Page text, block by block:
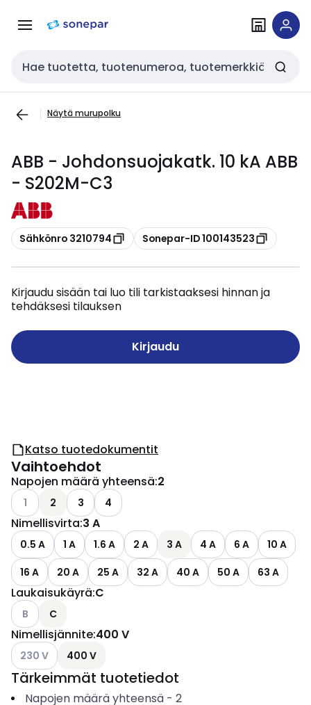
navigointiinsisältöön
Haku
Näytä murupolku
ABB - Johdonsuojakatk. 10 kA ABB
- S202M-C3
Kopioi
Sähkönro 3210794 Kopioi
Sonepar-ID 100143523
Kirjaudu sisään tai luo tili tarkistaaksesi hinnan ja
tehdäksesi tilauksen
Kirjaudu
Katso tuotedokumentit
Vaihtoehdot
Napojen määrä yhteensä:2
Katso käytettävissä olevat vaihtoehdot
1 2 3 4
Nimellisvirta:3 A
0.5 A 1 A 1.6 A 2 A 3 A 4 A 6 A
10 A
16 A
20 A 25 A 32 A 40 A 50 A 63 A
Laukaisukäyrä:C
Katso käytettävissä olevat vaihtoehdot
B C
Nimellisjännite:400 V
Katso käytettävissä olevat vaihtoehdot
230 V 400 V
Tärkeimmät tuotetiedot
Napojen määrä yhteensä- 2